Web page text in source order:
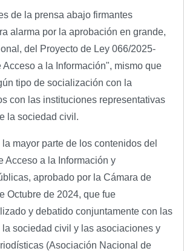
de la prensa abajo firmantes
alarma por la aprobación en grande,
del Proyecto de Ley 066/2025-
Acceso a la Información", mismo que
tipo de socialización con la
con las instituciones representativas
la sociedad civil.
mayor parte de los contenidos del
Acceso a la Información y
aprobado por la Cámara de
Octubre de 2024, que fue
y debatido conjuntamente con las
sociedad civil y las asociaciones y
(Asociación Nacional de